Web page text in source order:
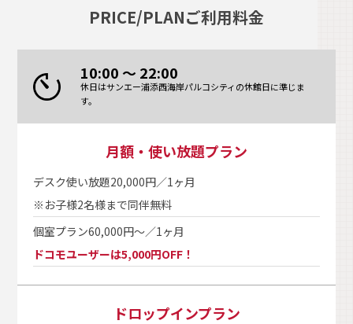
PRICE/PLANご利用料金
10:00 ～ 22:00
休日はサンエー浦添西海岸パルコシティの休館日に準じま
す。
月額・使い放題プラン
デスク使い放題20,000円／1ヶ月
※お子様2名様まで同伴無料
個室プラン60,000円～／1ヶ月
ドコモユーザーは5,000円OFF！
ドロップインプラン